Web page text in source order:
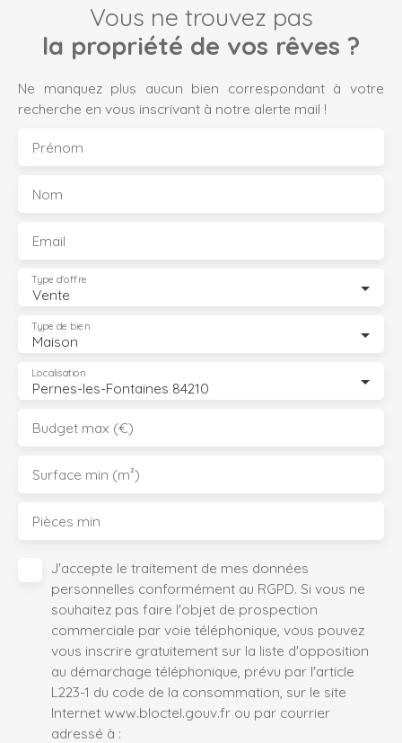
Vous ne trouvez pas
la propriété de vos rêves ?
Ne manquez plus aucun bien correspondant à votre
recherche en vous inscrivant à notre alerte mail !
Prénom
Nom
Email
Vente
Type d'offre
Maison
Type de bien
Pernes-les-Fontaines 84210
Localisation
Budget max (€)
Surface min (m²)
Pièces min
J'accepte le traitement de mes données
personnelles conformément au RGPD. Si vous ne
souhaitez pas faire l'objet de prospection
commerciale par voie téléphonique, vous pouvez
vous inscrire gratuitement sur la liste d'opposition
au démarchage téléphonique, prévu par l'article
L223-1 du code de la consommation, sur le site
Internet www.bloctel.gouv.fr ou par courrier
adressé à :